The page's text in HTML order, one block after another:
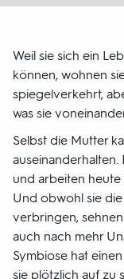
Weil sie sich ein
können, wohnen
spiegelverkehrt,
was sie
Selbst die Mutter
und arbeiten
Und obwohl sie
verbringen,
auch nach mehr
Symbiose hat
sie plötzlich auf zu